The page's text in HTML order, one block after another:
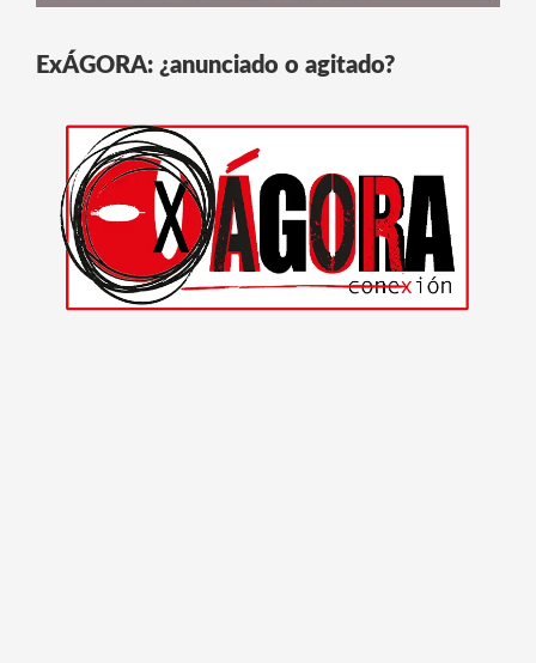
ExÁGORA: ¿anunciado o agitado?